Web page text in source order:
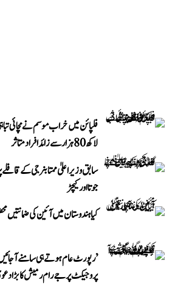
لاکھ 80 ہزار سے زائد افراد متاثر
سابق وزیر اعلیٰ ممتا بنرجی کے قافلے
جوتا اور کیچڑ
کیا ہندوستان میں آئین کی ضمانتیں
’رپورٹ عام ہوتے ہی سامنے آ
پروجیکٹ پر جے رام رمیش کا بڑا